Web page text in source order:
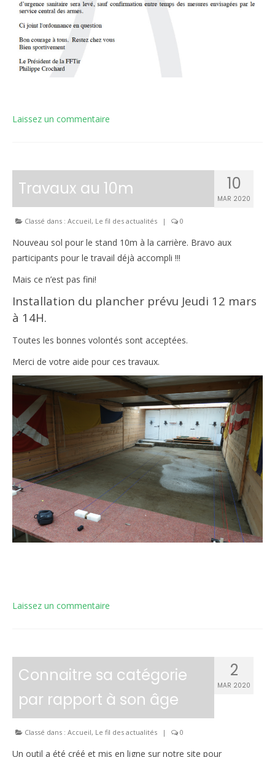
Laissez un commentaire
10
MAR 2020
Travaux au 10m
Classé dans : Accueil, Le fil des actualités | 0
Nouveau sol pour le stand 10m à la carrière. Bravo aux
participants pour le travail déjà accompli !!!
Mais ce n’est pas fini!
Installation du plancher prévu Jeudi 12 mars
à 14H.
Toutes les bonnes volontés sont acceptées.
Merci de votre aide pour ces travaux.
Laissez un commentaire
2
MAR 2020
Connaitre sa catégorie
par rapport à son âge
Classé dans : Accueil, Le fil des actualités | 0
Un outil a été créé et mis en ligne sur notre site pour